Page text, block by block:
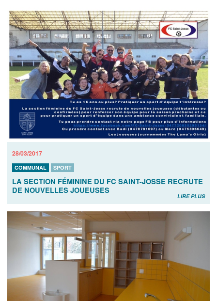
28/03/2017
COMMUNAL SPORT
LA SECTION FÉMININE DU FC SAINT-JOSSE RECRUTE
DE NOUVELLES JOUEUSES
LIRE PLUS